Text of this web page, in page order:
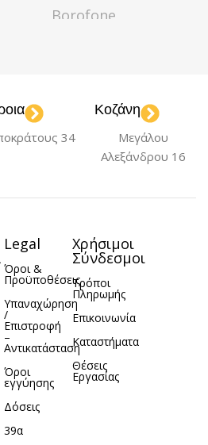
Borofone
34
Κοζάνη
Μεγάλου
Αλεξάνδρου 16
Legal
Όροι &
Προϋποθέσεις
Υπαναχώρηση
/
Επιστροφή
–
Αντικατάσταση
Όροι
εγγύησης
Δόσεις
39α
Χρήσιμοι
Σύνδεσμοι
Τρόποι
Πληρωμής
Επικοινωνία
Καταστήματα
Θέσεις
Εργασίας